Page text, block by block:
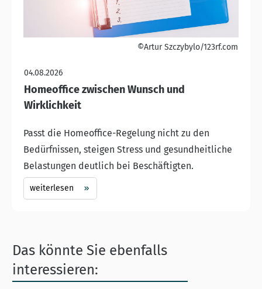
©Artur Szczybylo/123rf.com
04.08.2026
Homeoffice zwischen Wunsch und
Wirklichkeit
Passt die Homeoffice-Regelung nicht zu den
Bedürfnissen, steigen Stress und gesundheitliche
Belastungen deutlich bei Beschäftigten.
weiterlesen
Das könnte Sie ebenfalls
interessieren: